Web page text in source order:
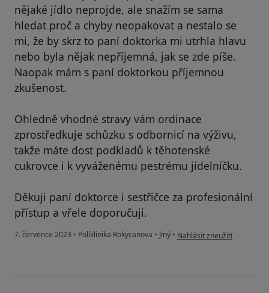
nějaké jídlo neprojde, ale snažím se sama
hledat proč a chyby neopakovat a nestalo se
mi, že by skrz to paní doktorka mi utrhla hlavu
nebo byla nějak nepříjemná, jak se zde píše.
Naopak mám s paní doktorkou příjemnou
zkušenost.
Ohledně vhodné stravy vám ordinace
zprostředkuje schůzku s odbornicí na výživu,
takže máte dost podkladů k těhotenské
cukrovce i k vyváženému pestrému jídelníčku.
Děkuji paní doktorce i sestřičce za profesionální
přístup a vřele doporučuji.
7. července 2023 • Poliklinika Rokycanova • Jiný • podle názoru uživatele
Nahlásit zneužití